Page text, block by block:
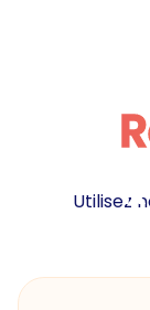
Utilisez